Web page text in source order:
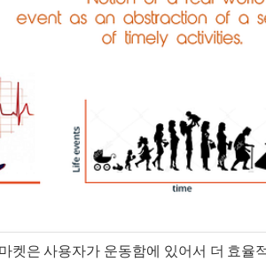
켓은 사용자가 운동함에 있어서 더 효율